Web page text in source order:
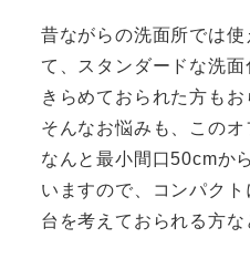
昔ながらの洗面所では
て、スタンダードな洗
きらめておられた方もお
そんなお悩みも、このオ
なんと最小間口50cmか
いますので、コンパク
台を考えておられる方な